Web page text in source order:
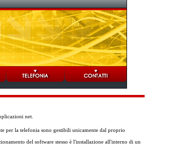
net.
per la telefonia sono gestibili unicamente dal proprio
del software stesso è l'installazione all'interno di un